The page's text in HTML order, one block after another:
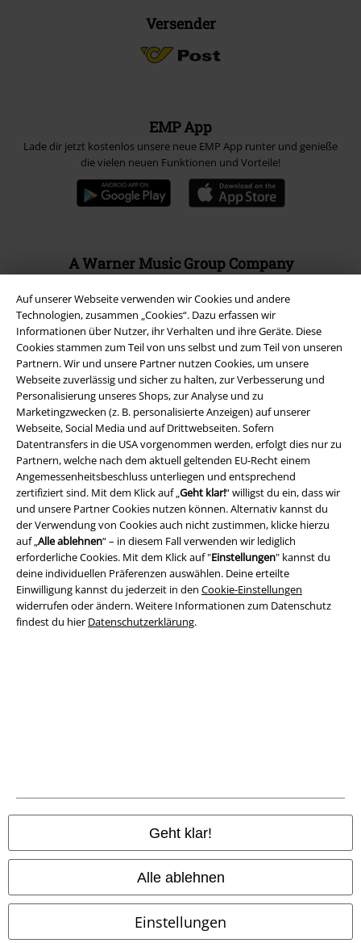
Auf unserer Webseite verwenden wir Cookies und andere
Technologien, zusammen „Cookies“. Dazu erfassen wir
Informationen über Nutzer, ihr Verhalten und ihre Geräte. Diese
Cookies stammen zum Teil von uns selbst und zum Teil von unseren
Partnern. Wir und unsere Partner nutzen Cookies, um unsere
Webseite zuverlässig und sicher zu halten, zur Verbesserung und
Personalisierung unseres Shops, zur Analyse und zu
Marketingzwecken (z. B. personalisierte Anzeigen) auf unserer
Webseite, Social Media und auf Drittwebseiten. Sofern
Datentransfers in die USA vorgenommen werden, erfolgt dies nur zu
Partnern, welche nach dem aktuell geltenden EU-Recht einem
Angemessenheitsbeschluss unterliegen und entsprechend
zertifiziert sind. Mit dem Klick auf „Geht klar!“ willigst du ein, dass wir
und unsere Partner Cookies nutzen können. Alternativ kannst du
der Verwendung von Cookies auch nicht zustimmen, klicke hierzu
auf „Alle ablehnen“ – in diesem Fall verwenden wir lediglich
erforderliche Cookies. Mit dem Klick auf "Einstellungen" kannst du
deine individuellen Präferenzen auswählen. Deine erteilte
Einwilligung kannst du jederzeit in den Cookie-Einstellungen
widerrufen oder ändern. Weitere Informationen zum Datenschutz
findest du hier Datenschutzerklärung.
Geht klar!
Alle ablehnen
Einstellungen
Versender
EMP App
Lade dir jetzt kostenlos unsere neue EMP App runter und genieße
die vielen neuen Funktionen und Vorteile!
A Warner Music Group Company
Rechtliches
AGB
Impressum
Datenschutz
Alle Preise inkl. gesetzlicher Mehrwertsteuer, zzgl.Versandkosten
© 1986-2026 E.M.P. Merchandising HGmbH
EMP Online Shops